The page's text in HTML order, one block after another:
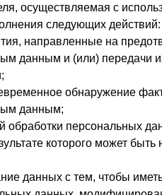
осуществляемая с
следующих действий:
направленные на
данным и (или) передачи
обнаружение
данным;
обработки персональных
которого может
данных с тем, чтобы